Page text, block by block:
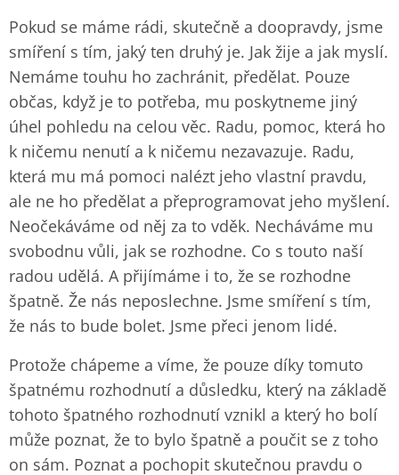
Pokud se máme rádi, skutečně a doopravdy, jsme
smíření s tím, jaký ten druhý je. Jak žije a jak myslí.
Nemáme touhu ho zachránit, předělat. Pouze
občas, když je to potřeba, mu poskytneme jiný
úhel pohledu na celou věc. Radu, pomoc, která ho
k ničemu nenutí a k ničemu nezavazuje. Radu,
která mu má pomoci nalézt jeho vlastní pravdu,
ale ne ho předělat a přeprogramovat jeho myšlení.
Neočekáváme od něj za to vděk. Necháváme mu
svobodnu vůli, jak se rozhodne. Co s touto naší
radou udělá. A přijímáme i to, že se rozhodne
špatně. Že nás neposlechne. Jsme smíření s tím,
že nás to bude bolet. Jsme přeci jenom lidé.
Protože chápeme a víme, že pouze díky tomuto
špatnému rozhodnutí a důsledku, který na základě
tohoto špatného rozhodnutí vznikl a který ho bolí
může poznat, že to bylo špatně a poučit se z toho
on sám. Poznat a pochopit skutečnou pravdu o